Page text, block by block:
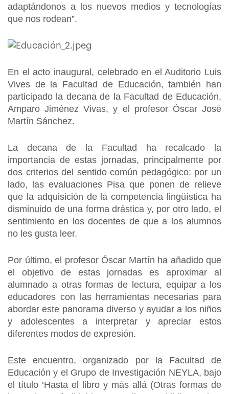
adaptándonos a los nuevos medios y tecnologías
que nos rodean”.
En el acto inaugural, celebrado en el Auditorio Luis
Vives de la Facultad de Educación, también han
participado la decana de la Facultad de Educación,
Amparo Jiménez Vivas, y el profesor Óscar José
Martín Sánchez.
La decana de la Facultad ha recalcado la
importancia de estas jornadas, principalmente por
dos criterios del sentido común pedagógico: por un
lado, las evaluaciones Pisa que ponen de relieve
que la adquisición de la competencia lingüística ha
disminuido de una forma drástica y, por otro lado, el
sentimiento en los docentes de que a los alumnos
no les gusta leer.
Por último, el profesor Óscar Martín ha añadido que
el objetivo de estas jornadas es aproximar al
alumnado a otras formas de lectura, equipar a los
educadores con las herramientas necesarias para
abordar este panorama diverso y ayudar a los niños
y adolescentes a interpretar y apreciar estos
diferentes modos de expresión.
Este encuentro, organizado por la Facultad de
Educación y el Grupo de Investigación NEYLA, bajo
el título ‘Hasta el libro y más allá (Otras formas de